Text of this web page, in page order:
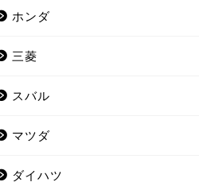
ホンダ
三菱
スバル
マツダ
ダイハツ